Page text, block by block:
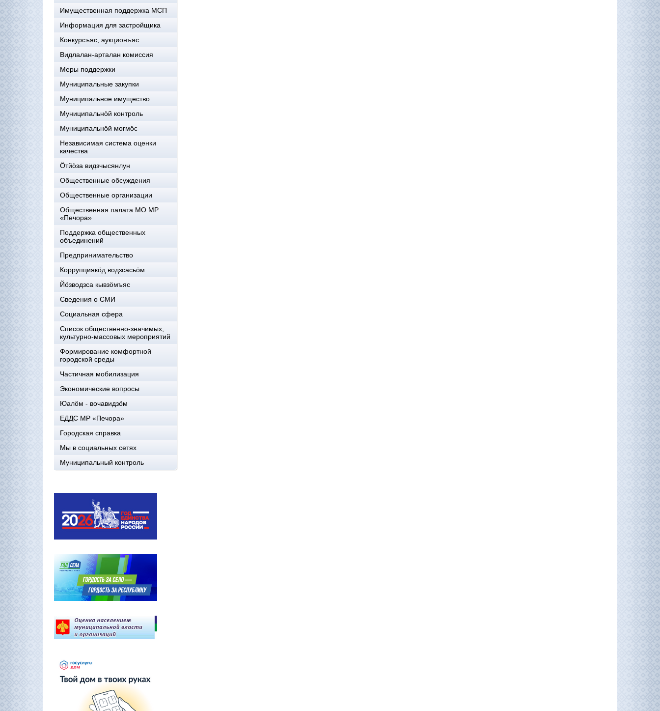
Имущественная поддержка МСП
Информация для застройщика
Конкурсъяс, аукционъяс
Видлалан-арталан комиссия
Меры поддержки
Муниципальные закупки
Муниципальное имущество
Муниципальнӧй контроль
Муниципальнöй могмöс
Независимая система оценки
качества
Öтйöза видзчысянлун
Общественные обсуждения
Общественные организации
Общественная палата МО МР
«Печора»
Поддержка общественных
объединений
Предпринимательство
Коррупциякöд водзсасьöм
Йöзводзса кывзöмъяс
Сведения о СМИ
Социальная сфера
Список общественно-значимых,
культурно-массовых мероприятий
Формирование комфортной
городской среды
Частичная мобилизация
Экономические вопросы
Юалӧм - вочавидзӧм
ЕДДС МР «Печора»
Городская справка
Мы в социальных сетях
Муниципальный контроль